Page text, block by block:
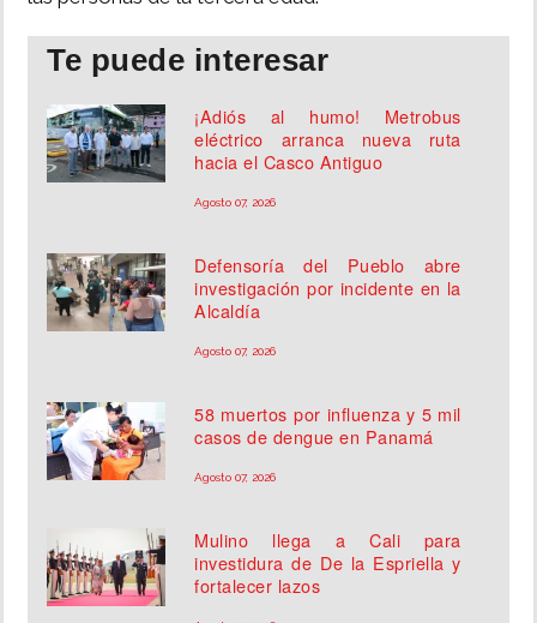
Te puede interesar
¡Adiós al humo! Metrobus
eléctrico arranca nueva ruta
hacia el Casco Antiguo
Agosto 07, 2026
Defensoría del Pueblo abre
investigación por incidente en la
Alcaldía
Agosto 07, 2026
58 muertos por influenza y 5 mil
casos de dengue en Panamá
Agosto 07, 2026
Mulino llega a Cali para
investidura de De la Espriella y
fortalecer lazos